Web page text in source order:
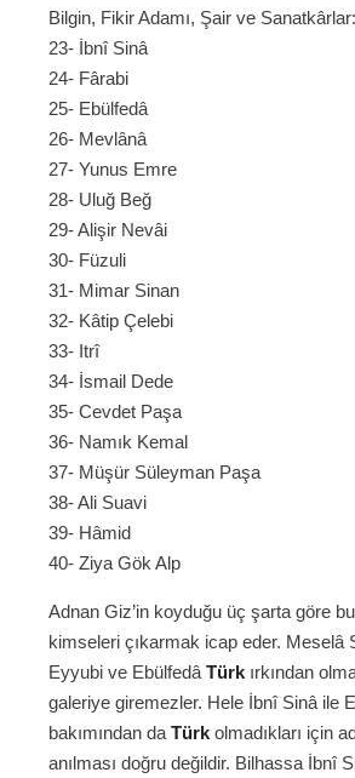
Bilgin, Fikir Adamı, Şair ve Sanatkârlar:
23- İbnî Sinâ
24- Fârabi
25- Ebülfedâ
26- Mevlânâ
27- Yunus Emre
28- Uluğ Beğ
29- Alişir Nevâi
30- Füzuli
31- Mimar Sinan
32- Kâtip Çelebi
33- Itrî
34- İsmail Dede
35- Cevdet Paşa
36- Namık Kemal
37- Müşür Süleyman Paşa
38- Ali Suavi
39- Hâmid
40- Ziya Gök Alp
Adnan Giz’in koyduğu üç şarta göre
kimseleri çıkarmak icap eder. Meselâ
Eyyubi ve Ebülfedâ Türk ırkından
galeriye giremezler. Hele İbnî Sinâ ile
bakımından da Türk olmadıkları için
anılması doğru değildir. Bilhassa İbnî